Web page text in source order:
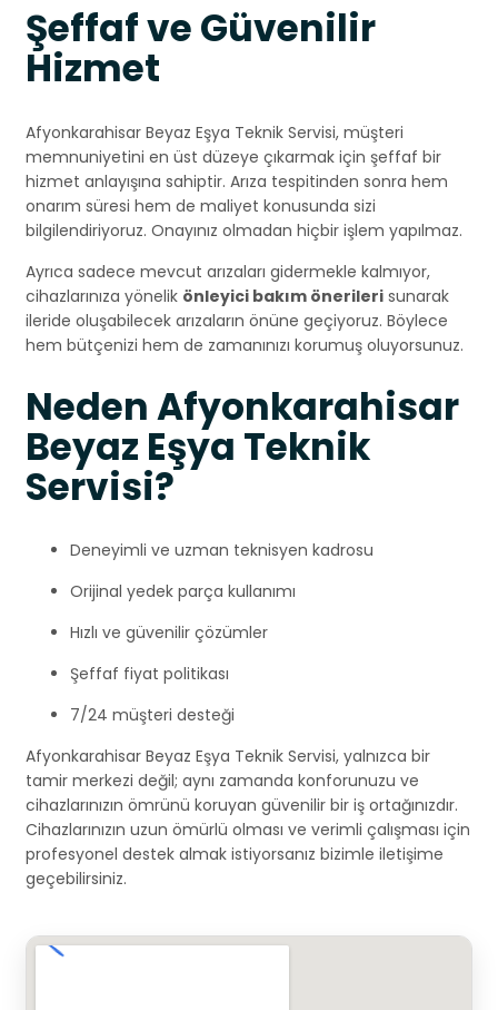
Şeffaf ve Güvenilir
Hizmet
Afyonkarahisar Beyaz Eşya Teknik Servisi, müşteri
memnuniyetini en üst düzeye çıkarmak için şeffaf bir
hizmet anlayışına sahiptir. Arıza tespitinden sonra hem
onarım süresi hem de maliyet konusunda sizi
bilgilendiriyoruz. Onayınız olmadan hiçbir işlem yapılmaz.
Ayrıca sadece mevcut arızaları gidermekle kalmıyor,
cihazlarınıza yönelik önleyici bakım önerileri sunarak
ileride oluşabilecek arızaların önüne geçiyoruz. Böylece
hem bütçenizi hem de zamanınızı korumuş oluyorsunuz.
Neden Afyonkarahisar
Beyaz Eşya Teknik
Servisi?
Deneyimli ve uzman teknisyen kadrosu
Orijinal yedek parça kullanımı
Hızlı ve güvenilir çözümler
Şeffaf fiyat politikası
7/24 müşteri desteği
Afyonkarahisar Beyaz Eşya Teknik Servisi, yalnızca bir
tamir merkezi değil; aynı zamanda konforunuzu ve
cihazlarınızın ömrünü koruyan güvenilir bir iş ortağınızdır.
Cihazlarınızın uzun ömürlü olması ve verimli çalışması için
profesyonel destek almak istiyorsanız bizimle iletişime
geçebilirsiniz.